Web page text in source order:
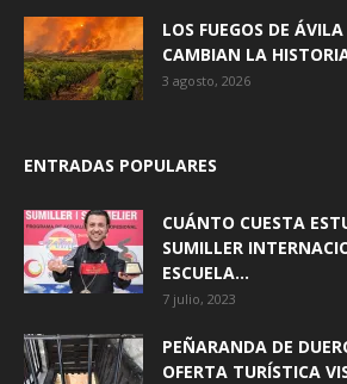
LOS FUEGOS DE
CAMBIAN LA
3 agosto, 2026
ENTRADAS POPULARES
CUÁNTO CUESTA
SUMILLER
ESCUELA...
7 julio, 2023
PEÑARANDA DE
OFERTA TURÍSTICA